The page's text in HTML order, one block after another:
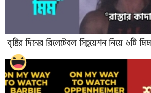
বৃষ্টির দিনের রিলেটেবল সিচুয়েশন নিয়ে ৬টি মিম